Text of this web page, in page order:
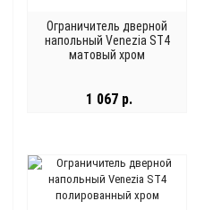
Ограничитель дверной
напольный Venezia ST4
матовый хром
1 067 р.